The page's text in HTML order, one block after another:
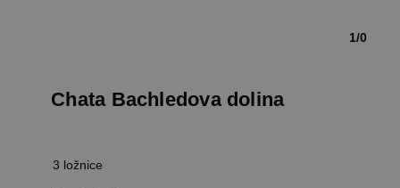
1/0
Chata Bachledova dolina
3 ložnice